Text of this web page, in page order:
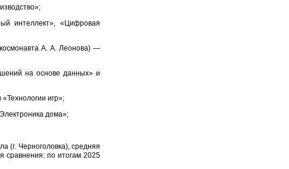
интеллект», «Цифровая
космонавта А. А. Леонова) —
на основе данных» и
игр»;
дома»;
(г. Черноголовка), средняя
сравнения: по итогам 2025